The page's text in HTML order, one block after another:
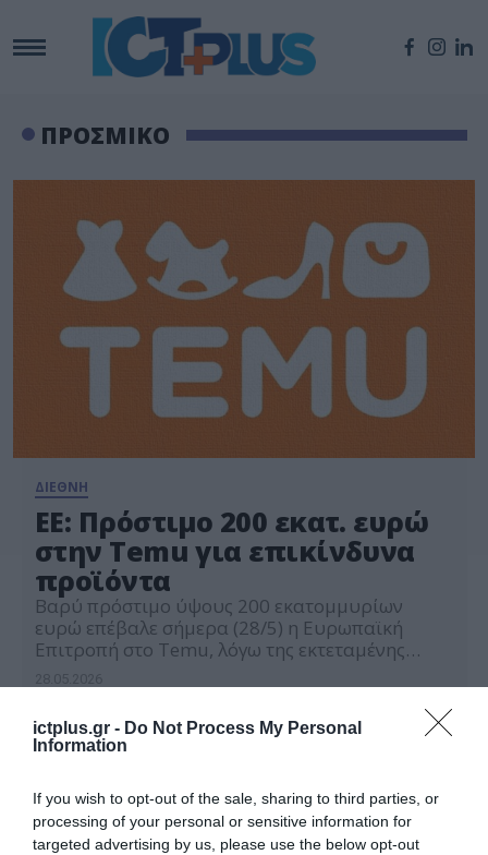
ictplus.gr - Do Not Process My Personal
Information
If you wish to opt-out of the sale, sharing to third parties, or
processing of your personal or sensitive information for
targeted advertising by us, please use the below opt-out
ΠΡΟΣΜΙΚΟ
ΔΙΕΘΝΗ
ΕΕ: Πρόστιμο 200 εκατ. ευρώ
στην Temu για επικίνδυνα
προϊόντα
Βαρύ πρόστιμο ύψους 200 εκατομμυρίων
ευρώ επέβαλε σήμερα (28/5) η Ευρωπαϊκή
Επιτροπή στο Temu, λόγω της εκτεταμένης
ελαττωματικών φορτιστών στην πλατφόρμα. Η
εταιρεία κρίθηκε ένοχη για ολιγωρία, καθώς δεν
προχώρησε σε ουσιαστικό εντοπισμό και
ανάλυση των συστημικών κινδύνων που κρύβει
κυκλοφορία παράνομων προϊόντων που
βάζουν […]